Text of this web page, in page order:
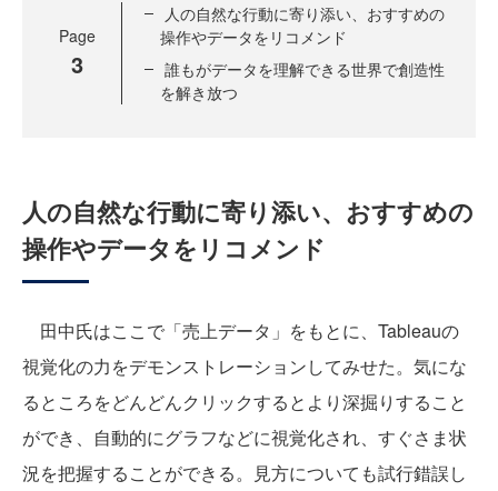
Page
3
人の自然な行動に寄り添い、おすすめの
操作やデータをリコメンド
誰もがデータを理解できる世界で創造性
を解き放つ
人の自然な行動に寄り添い、おすすめの
操作やデータをリコメンド
田中氏はここで「売上データ」をもとに、Tableauの
視覚化の力をデモンストレーションしてみせた。気にな
るところをどんどんクリックするとより深掘りすること
ができ、自動的にグラフなどに視覚化され、すぐさま状
況を把握することができる。見方についても試行錯誤し